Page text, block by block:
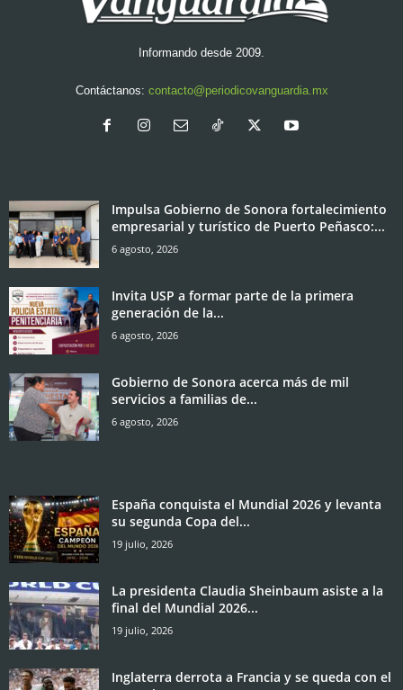
Informando desde 2009.
Contáctanos: contacto@periodicovanguardia.mx
Impulsa Gobierno de Sonora fortalecimiento
empresarial y turístico de Puerto Peñasco:...
6 agosto, 2026
Invita USP a formar parte de la primera
generación de la...
6 agosto, 2026
Gobierno de Sonora acerca más de mil
servicios a familias de...
6 agosto, 2026
España conquista el Mundial 2026 y levanta
su segunda Copa del...
19 julio, 2026
La presidenta Claudia Sheinbaum asiste a la
final del Mundial 2026...
19 julio, 2026
Inglaterra derrota a Francia y se queda con el